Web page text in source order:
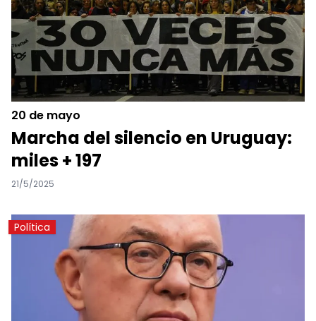
20 de mayo
Marcha del silencio en Uruguay:
miles + 197
21/5/2025
Política